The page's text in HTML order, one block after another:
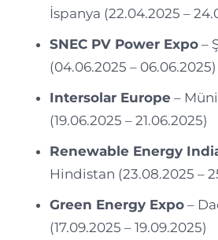
İspanya (22.04.2025 –
SNEC PV Power Expo–
(04.06.2025 – 06.06.2025)
Intersolar Europe–
(19.06.2025 – 21.06.2025)
Renewable Energy
Hindistan (23.08.2025 –
Green Energy Expo–
(17.09.2025 – 19.09.2025)